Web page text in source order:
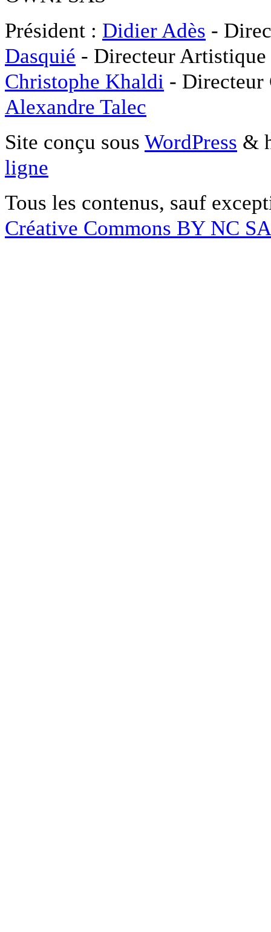
Président : Didier Adès -
Dasquié - Directeur
Christophe Khaldi -
Alexandre Talec
Site conçu sous WordPress &
ligne
Tous les contenus, sauf
Créative Commons BY NC SA